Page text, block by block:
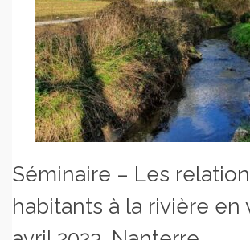
Séminaire – Les
habitants à la rivière en